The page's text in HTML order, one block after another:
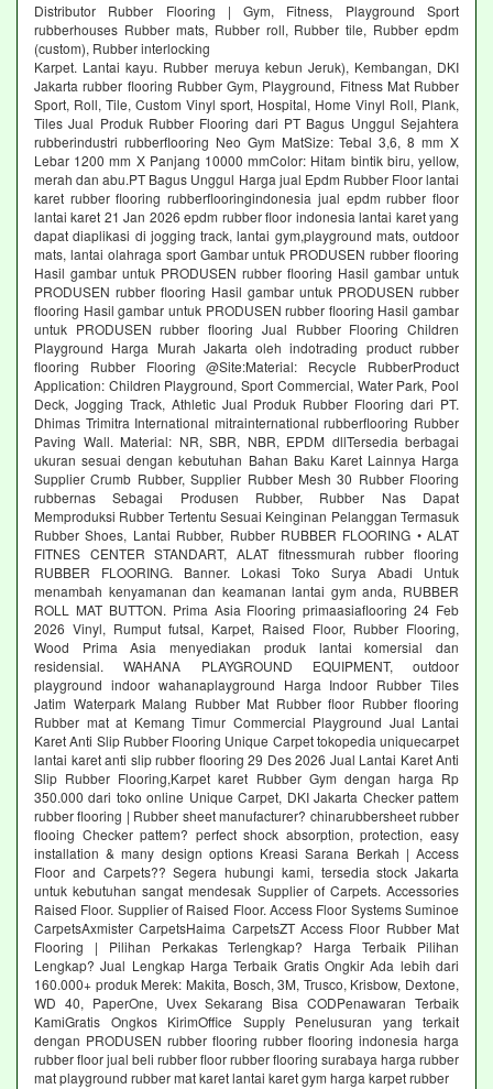
Distributor Rubber Flooring | Gym, Fitness, Playground Sport
rubberhouses Rubber mats, Rubber roll, Rubber tile, Rubber epdm
(custom), Rubber interlocking
Karpet. Lantai kayu. Rubber meruya kebun Jeruk), Kembangan, DKI
Jakarta rubber flooring Rubber Gym, Playground, Fitness Mat Rubber
Sport, Roll, Tile, Custom Vinyl sport, Hospital, Home Vinyl Roll, Plank,
Tiles Jual Produk Rubber Flooring dari PT Bagus Unggul Sejahtera
rubberindustri rubberflooring Neo Gym MatSize: Tebal 3,6, 8 mm X
Lebar 1200 mm X Panjang 10000 mmColor: Hitam bintik biru, yellow,
merah dan abu.PT Bagus Unggul Harga jual Epdm Rubber Floor lantai
karet rubber flooring rubberflooringindonesia jual epdm rubber floor
lantai karet 21 Jan 2026 epdm rubber floor indonesia lantai karet yang
dapat diaplikasi di jogging track, lantai gym,playground mats, outdoor
mats, lantai olahraga sport Gambar untuk PRODUSEN rubber flooring
Hasil gambar untuk PRODUSEN rubber flooring Hasil gambar untuk
PRODUSEN rubber flooring Hasil gambar untuk PRODUSEN rubber
flooring Hasil gambar untuk PRODUSEN rubber flooring Hasil gambar
untuk PRODUSEN rubber flooring Jual Rubber Flooring Children
Playground Harga Murah Jakarta oleh indotrading product rubber
flooring Rubber Flooring @Site:Material: Recycle RubberProduct
Application: Children Playground, Sport Commercial, Water Park, Pool
Deck, Jogging Track, Athletic Jual Produk Rubber Flooring dari PT.
Dhimas Trimitra International mitrainternational rubberflooring Rubber
Paving Wall. Material: NR, SBR, NBR, EPDM dllTersedia berbagai
ukuran sesuai dengan kebutuhan Bahan Baku Karet Lainnya Harga
Supplier Crumb Rubber, Supplier Rubber Mesh 30 Rubber Flooring
rubbernas Sebagai Produsen Rubber, Rubber Nas Dapat
Memproduksi Rubber Tertentu Sesuai Keinginan Pelanggan Termasuk
Rubber Shoes, Lantai Rubber, Rubber RUBBER FLOORING • ALAT
FITNES CENTER STANDART, ALAT fitnessmurah rubber flooring
RUBBER FLOORING. Banner. Lokasi Toko Surya Abadi Untuk
menambah kenyamanan dan keamanan lantai gym anda, RUBBER
ROLL MAT BUTTON. Prima Asia Flooring primaasiaflooring 24 Feb
2026 Vinyl, Rumput futsal, Karpet, Raised Floor, Rubber Flooring,
Wood Prima Asia menyediakan produk lantai komersial dan
residensial. WAHANA PLAYGROUND EQUIPMENT, outdoor
playground indoor wahanaplayground Harga Indoor Rubber Tiles
Jatim Waterpark Malang Rubber Mat Rubber floor Rubber flooring
Rubber mat at Kemang Timur Commercial Playground Jual Lantai
Karet Anti Slip Rubber Flooring Unique Carpet tokopedia uniquecarpet
lantai karet anti slip rubber flooring 29 Des 2026 Jual Lantai Karet Anti
Slip Rubber Flooring,Karpet karet Rubber Gym dengan harga Rp
350.000 dari toko online Unique Carpet, DKI Jakarta Checker pattem
rubber flooring | Rubber sheet manufacturer? chinarubbersheet rubber
flooing Checker pattem? perfect shock absorption, protection, easy
installation & many design options Kreasi Sarana Berkah | Access
Floor and Carpets?? Segera hubungi kami, tersedia stock Jakarta
untuk kebutuhan sangat mendesak Supplier of Carpets. Accessories
Raised Floor. Supplier of Raised Floor. Access Floor Systems Suminoe
CarpetsAxmister CarpetsHaima CarpetsZT Access Floor Rubber Mat
Flooring | Pilihan Perkakas Terlengkap? Harga Terbaik Pilihan
Lengkap? Jual Lengkap Harga Terbaik Gratis Ongkir Ada lebih dari
160.000+ produk Merek: Makita, Bosch, 3M, Trusco, Krisbow, Dextone,
WD 40, PaperOne, Uvex Sekarang Bisa CODPenawaran Terbaik
KamiGratis Ongkos KirimOffice Supply Penelusuran yang terkait
dengan PRODUSEN rubber flooring rubber flooring indonesia harga
rubber floor jual beli rubber floor rubber flooring surabaya harga rubber
mat playground rubber mat karet lantai karet gym harga karpet rubber